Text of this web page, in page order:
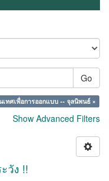
Go
ทศเพื่อการออกแบบ -- จุลนิพนธ์ ×
Show Advanced Filters
วัง !!